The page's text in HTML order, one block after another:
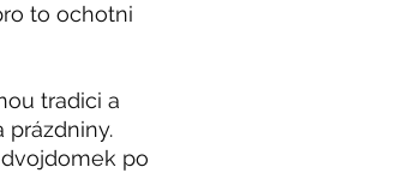
to ochotni
tradici a
prázdniny.
po